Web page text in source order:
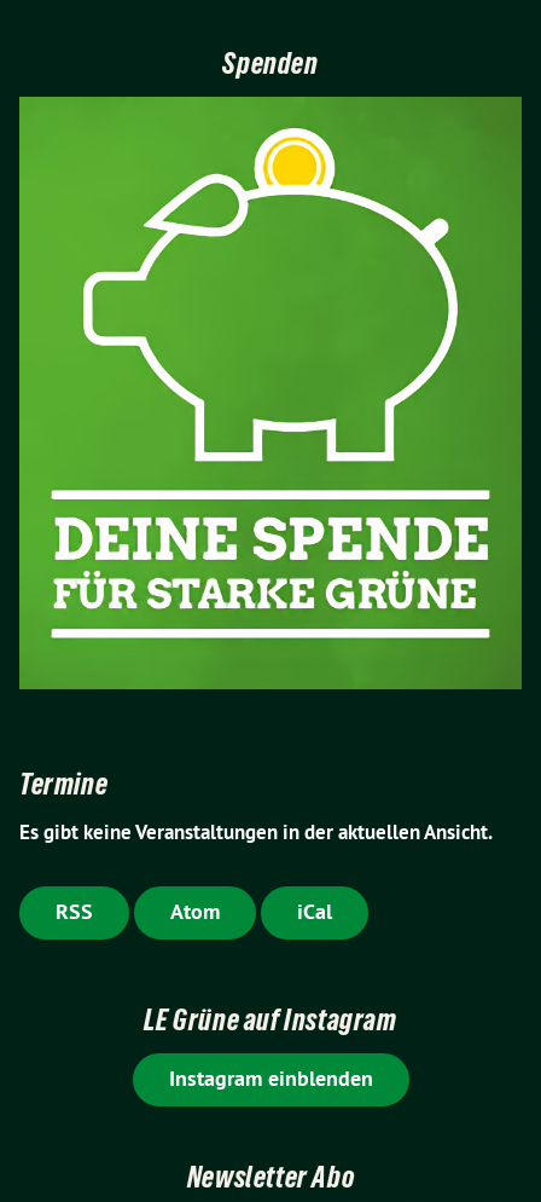
Spenden
Termine
Es gibt keine Veranstaltungen in der aktuellen Ansicht.
RSS Atom iCal
LE Grüne auf Instagram
Instagram einblenden
Newsletter Abo